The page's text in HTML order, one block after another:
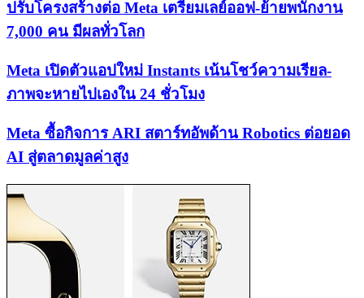
ปรับโครงสร้างต่อ Meta เตรียมเลย์ออฟ-ย้ายพนักงาน
7,000 คน มีผลทั่วโลก
Meta เปิดตัวแอปใหม่ Instants เน้นโชว์ความเรียล-
ภาพจะหายไปเองใน 24 ชั่วโมง
Meta ซื้อกิจการ ARI สตาร์ทอัพด้าน Robotics ต่อยอด
AI สู่ตลาดมูลค่าสูง